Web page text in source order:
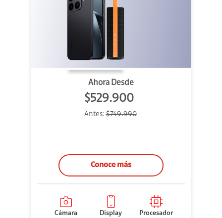
Ahora Desde
$529.900
Antes:$749.990
Conoce más
Cámara
Display
Procesador